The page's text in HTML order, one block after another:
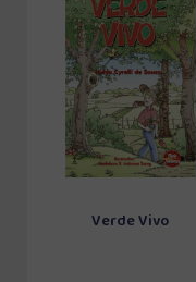
Verde Vivo